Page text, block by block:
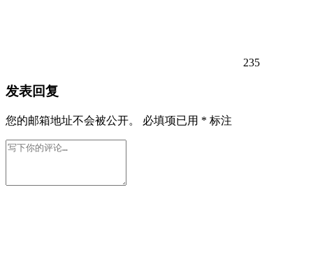
235
发表回复
您的邮箱地址不会被公开。 必填项已用 * 标注